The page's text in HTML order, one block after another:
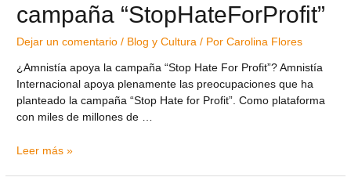
campaña “StopHateForProfit”
Dejar un comentario / Blog y Cultura / PorCarolina Flores
¿Amnistía apoya la campaña “Stop Hate For Profit”? Amnistía
Internacional apoya plenamente las preocupaciones que ha
planteado la campaña “Stop Hate for Profit”. Como plataforma
con miles de millones de …
Leer más »